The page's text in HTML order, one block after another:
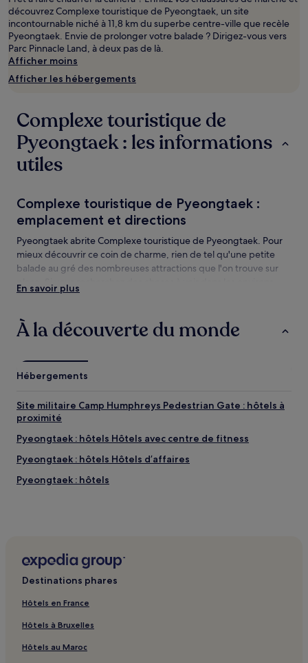
découvrez Complexe touristique de Pyeongtaek, un site
incontournable niché à 11,8 km du superbe centre-ville que recèle
Pyeongtaek. Envie de prolonger votre balade ? Dirigez-vous vers
Parc Pinnacle Land, à deux pas de là.
Afficher moins
Afficher les hébergements
Complexe touristique de
Pyeongtaek : les informations
utiles
Complexe touristique de Pyeongtaek :
emplacement et directions
Pyeongtaek abrite Complexe touristique de Pyeongtaek. Pour
mieux découvrir ce coin de charme, rien de tel qu'une petite
balade au gré des nombreuses attractions que l'on trouve sur
place. Si vous recherchez des choses à voir dans les environs,
Centre de Sports Nationaux de Seopyungtaek et Parc
Complexe touristique de Pyeongtaek : les
Complexe touristique de Pyeongtaek : les choses à
Cathédrale de Gongseri
Parc Sapgyoho Hamsang
Parc touristique de Sapgyoho
Forêt Yeonginsan
Complexe touristique de Pyeongtaek : les activités à
Salle de Bowling Shinpyeong
Parc Aquatique Amazon Dangjin
En savoir plus
À la découverte du monde
Hébergements
Site militaire Camp Humphreys Pedestrian Gate : hôtels à
proximité
Pyeongtaek : hôtels Hôtels avec centre de fitness
Pyeongtaek : hôtels Hôtels d’affaires
Pyeongtaek : hôtels
Destinations phares
Hôtels en France
Hôtels à Bruxelles
Hôtels au Maroc